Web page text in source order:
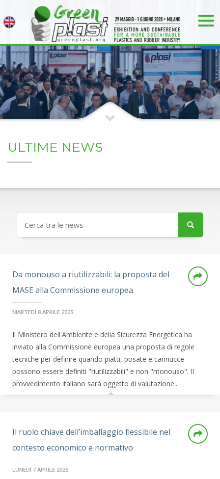
ULTIME NEWS
Da monouso a riutilizzabili: la proposta del
MASE alla Commissione europea
MARTEDÌ 8 APRILE 2025
Il Ministero dell'Ambiente e della Sicurezza Energetica ha
inviato alla Commissione europea una proposta di regole
tecniche per definire quando piatti, posate e cannucce
possono essere definiti "riutilizzabili" e non "monouso". Il
provvedimento italiano sarà oggetto di valutazione...
Il ruolo chiave dell’imballaggio flessibile nel
contesto economico e normativo
LUNEDÌ 7 APRILE 2025